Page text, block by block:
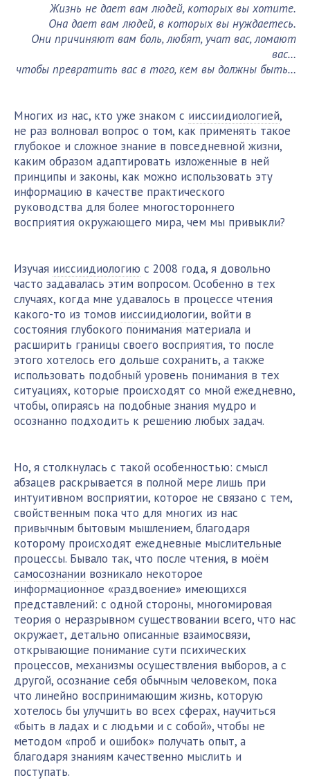
Жизнь не дает вам людей, которых вы хотите.
Она дает вам людей, в которых вы нуждаетесь.
Они причиняют вам боль, любят, учат вас, ломают
вас…
чтобы превратить вас в того, кем вы должны быть…
Многих из нас, кто уже знаком с ииссиидиологией,
не раз волновал вопрос о том, как применять такое
глубокое и сложное знание в повседневной жизни,
каким образом адаптировать изложенные в ней
принципы и законы, как можно использовать эту
информацию в качестве практического
руководства для более многостороннего
восприятия окружающего мира, чем мы привыкли?
Изучая ииссиидиологию с 2008 года, я довольно
часто задавалась этим вопросом. Особенно в тех
случаях, когда мне удавалось в процессе чтения
какого-то из томов ииссиидиологии, войти в
состояния глубокого понимания материала и
расширить границы своего восприятия, то после
этого хотелось его дольше сохранить, а также
использовать подобный уровень понимания в тех
ситуациях, которые происходят со мной ежедневно,
чтобы, опираясь на подобные знания мудро и
осознанно подходить к решению любых задач.
Но, я столкнулась с такой особенностью: смысл
абзацев раскрывается в полной мере лишь при
интуитивном восприятии, которое не связано с тем,
свойственным пока что для многих из нас
привычным бытовым мышлением, благодаря
которому происходят ежедневные мыслительные
процессы. Бывало так, что после чтения, в моём
самосознании возникало некоторое
информационное «раздвоение» имеющихся
представлений: с одной стороны, многомировая
теория о неразрывном существовании всего, что нас
окружает, детально описанные взаимосвязи,
открывающие понимание сути психических
процессов, механизмы осуществления выборов, а с
другой, осознание себя обычным человеком, пока
что линейно воспринимающим жизнь, которую
хотелось бы улучшить во всех сферах, научиться
«быть в ладах и с людьми и с собой», чтобы не
методом «проб и ошибок» получать опыт, а
благодаря знаниям качественно мыслить и
поступать.